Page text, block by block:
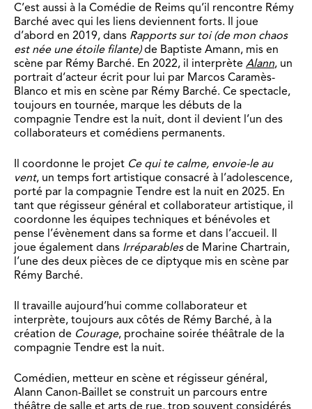
C’est aussi à la Comédie de Reims qu’il rencontre Rémy
Barché avec qui les liens deviennent forts. Il joue
d’abord en 2019, dans Rapports sur toi (de mon chaos
est née une étoile filante)de Baptiste Amann, mis en
scène par Rémy Barché. En 2022, il interprète Alann, un
portrait d’acteur écrit pour lui par Marcos Caramès-
Blanco et mis en scène par Rémy Barché. Ce spectacle,
toujours en tournée, marque les débuts de la
compagnie Tendre est la nuit, dont il devient l’un des
collaborateurs et comédiens permanents.
Il coordonne le projet Ce qui te calme, envoie-le au
vent, un temps fort artistique consacré à l’adolescence,
porté par la compagnie Tendre est la nuit en 2025. En
tant que régisseur général et collaborateur artistique, il
coordonne les équipes techniques et bénévoles et
pense l’évènement dans sa forme et dans l’accueil. Il
joue également dans Irréparablesde Marine Chartrain,
l’une des deux pièces de ce diptyque mis en scène par
Rémy Barché.
Il travaille aujourd’hui comme collaborateur et
interprète, toujours aux côtés de Rémy Barché, à la
création de Courage, prochaine soirée théâtrale de la
compagnie Tendre est la nuit.
Comédien, metteur en scène et régisseur général,
Alann Canon-Baillet se construit un parcours entre
théâtre de salle et arts de rue, trop souvent considérés